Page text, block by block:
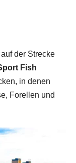
der Strecke
Fish
in denen
Forellen und